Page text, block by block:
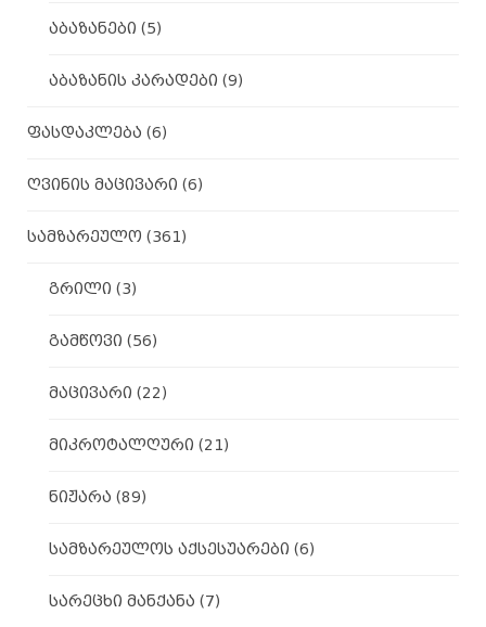
აბაზანები (5)
აბაზანის კარადები (9)
ფასდაკლება (6)
ღვინის მაცივარი (6)
სამზარეულო (361)
გრილი (3)
გამწოვი (56)
მაცივარი (22)
მიკროტალღური (21)
ნიჟარა (89)
სამზარეულოს აქსესუარები (6)
სარეცხი მანქანა (7)